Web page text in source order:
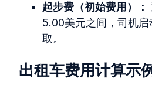
起步费（初始费用）：
5.00美元之间，司机
取。
出租车费用计算示